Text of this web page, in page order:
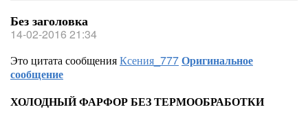
Без заголовка
14-02-2016 21:34
Это цитата сообщенияКсения_777Оригинальное
сообщение
ХОЛОДНЫЙ ФАРФОР БЕЗ ТЕРМООБРАБОТКИ